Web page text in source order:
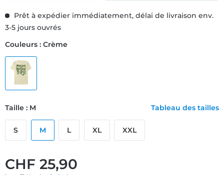
CHF 25,90
Prêt à expédier immédiatement, délai de livraison env.
3-5 jours ouvrés
Couleurs : Crème
Taille : M Tableau des tailles
S M L XL XXL